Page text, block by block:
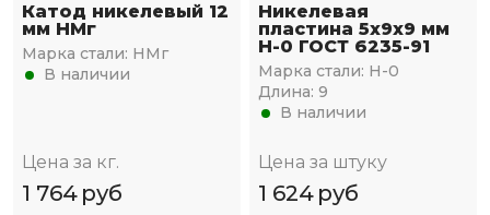
Катод никелевый 12
мм НМг
Марка стали: НМг
В наличии
Цена за кг.
1 764 руб
Никелевая
пластина 5х9х9 мм
Н-0 ГОСТ 6235-91
Марка стали: Н-0
Длина: 9
В наличии
Цена за штуку
1 624 руб